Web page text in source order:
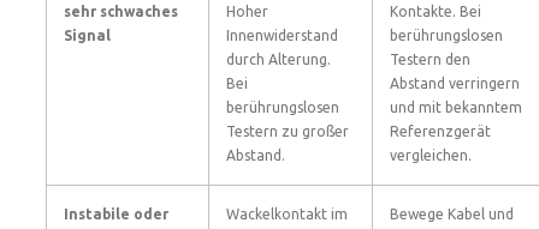
sehr schwaches
Signal
Hoher
Innenwiderstand
durch Alterung.
Bei
berührungslosen
Testern zu großer
Abstand.
Kontakte. Bei
berührungslosen
Testern den
Abstand verringern
und mit bekanntem
Referenzgerät
vergleichen.
Instabile oder
Wackelkontakt im
Bewege Kabel und